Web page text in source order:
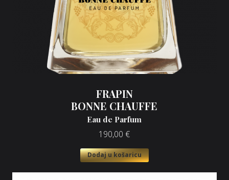
FRAPIN
BONNE CHAUFFE
Eau de Parfum
190,00 €
Dodaj u košaricu